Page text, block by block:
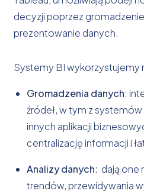
decyzji poprzez
prezentowanie danych.
Systemy BI wykorzystujemy
Gromadzenia danych:
źródeł, w tym z systemów
innych aplikacji
centralizację informacji i
Analizy danych: dają one
trendów, przewidywania